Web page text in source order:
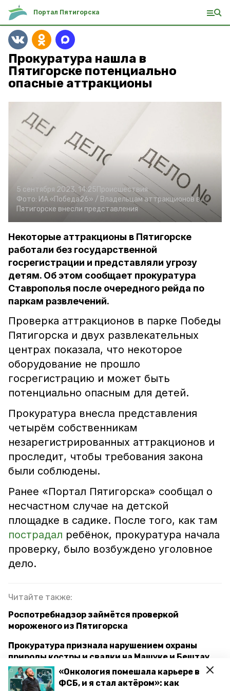
«Онкология помешала карьере в
ФСБ, и я стал актёром»: как
Портал Пятигорска
Прокуратура нашла в
Пятигорске потенциально
опасные аттракционы
5 сентября 2023, 14:25Происшествия
Фото: ИА «Победа26» / Владельцам аттракционов в
Пятигорске внесли представления
Некоторые аттракционы в Пятигорске
работали без государственной
госрегистрации и представляли угрозу
детям. Об этом сообщает прокуратура
Ставрополья после очередного рейда по
паркам развлечений.
Проверка аттракционов в парке Победы
Пятигорска и двух развлекательных
центрах показала, что некоторое
оборудование не прошло
госрегистрацию и может быть
потенциально опасным для детей.
Прокуратура внесла представления
четырём собственникам
незарегистрированных аттракционов и
проследит, чтобы требования закона
были соблюдены.
Ранее «Портал Пятигорска» сообщал о
несчастном случае на детской
площадке в садике. После того, как там
пострадал ребёнок, прокуратура начала
проверку, было возбуждено уголовное
дело.
Читайте также:
Роспотребнадзор займётся проверкой
мороженого из Пятигорска
Прокуратура признала нарушением охраны
природы костры и свалки на Машуке и Бештау
Безопасные каникулы обсудили в
Общественной палате Ставрополья